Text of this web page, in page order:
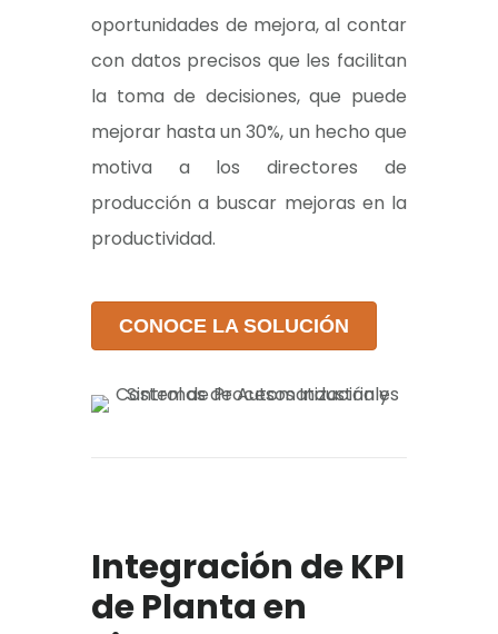
oportunidades de mejora, al contar
con datos precisos que les facilitan
la toma de decisiones, que puede
mejorar hasta un 30%, un hecho que
motiva a los directores de
producción a buscar mejoras en la
productividad.
CONOCE LA SOLUCIÓN
Integración de KPI
de Planta en